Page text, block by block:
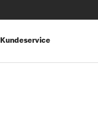
Kundeservice